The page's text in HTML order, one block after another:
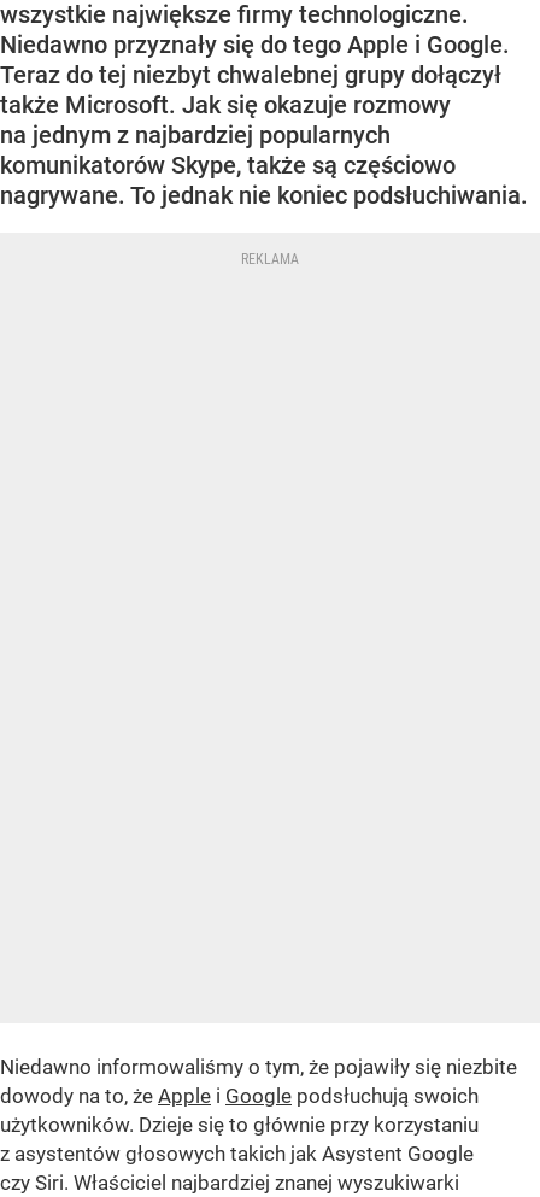
wszystkie największe firmy technologiczne.
Niedawno przyznały się do tego Apple i Google.
Teraz do tej niezbyt chwalebnej grupy dołączył
także Microsoft. Jak się okazuje rozmowy
na jednym z najbardziej popularnych
komunikatorów Skype, także są częściowo
nagrywane. To jednak nie koniec podsłuchiwania.
Niedawno informowaliśmy o tym, że pojawiły się niezbite
dowody na to, że Apple i Google podsłuchują swoich
użytkowników. Dzieje się to głównie przy korzystaniu
z asystentów głosowych takich jak Asystent Google
czy Siri. Właściciel najbardziej znanej wyszukiwarki